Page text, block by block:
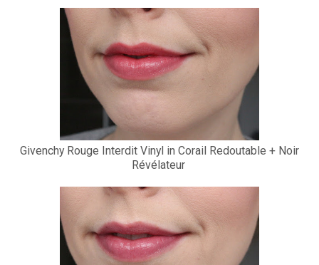
Givenchy Rouge Interdit Vinyl in Corail Redoutable + Noir
Révélateur